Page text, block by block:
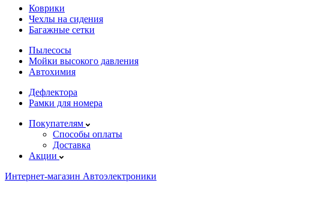
Коврики
Чехлы на сидения
Багажные сетки
Пылесосы
Мойки высокого давления
Автохимия
Дефлектора
Рамки для номера
Покупателям
Способы оплаты
Доставка
Акции
Интернет-магазин Автоэлектроники